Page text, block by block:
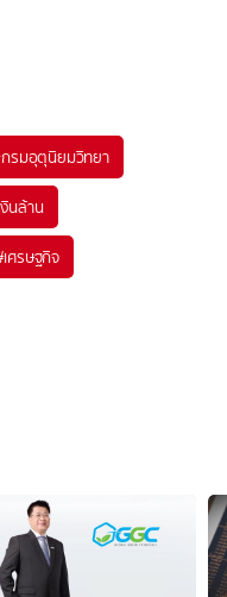
กรมอุตุนิยมวิทยา
นล้าน
เศรษฐกิจ